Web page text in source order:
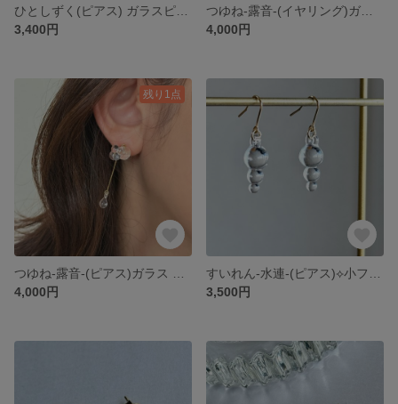
3,400円
4,000円
残り1点
4,000円
3,500円